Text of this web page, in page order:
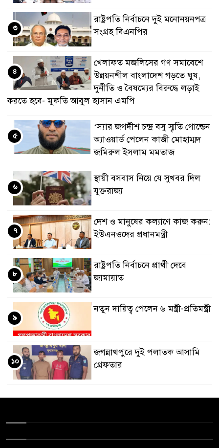
রাষ্ট্রপতি নির্বাচনে দুই মনোনয়নপত্র
সংগ্রহ বিএনপির
৩
খেলাফত মজলিসের গণ সমাবেশে
উন্নয়নশীল বাংলাদেশ গড়তে ঘুষ,
দুর্নীতি ও বৈষম্যের বিরুদ্ধে লড়াই
করতে হবে- মুফতি আবুল হাসান এমপি
৪
‘স্যার জগদীশ চন্দ্র বসু স্মৃতি গোল্ডেন
অ্যাওয়ার্ড পেলেন কাজী মোহাম্মদ
জমিরুল ইসলাম মমতাজ
৫
স্থায়ী বসবাস নিয়ে যে সুখবর দিল
যুক্তরাজ্য
৬
দেশ ও মানুষের কল্যাণে কাজ করুন:
ইউএনওদের প্রধানমন্ত্রী
৭
রাষ্ট্রপতি নির্বাচনে প্রার্থী দেবে
জামায়াত
৮
নতুন দায়িত্ব পেলেন ৬ মন্ত্রী-প্রতিমন্ত্রী
৯
জগন্নাথপুরে দুই পলাতক আসামি
গ্রেফতার
১০